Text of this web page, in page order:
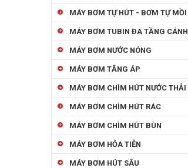
MÁY BƠM TỰ HÚT - BƠM TỰ MỒI
MÁY BƠM TUBIN ĐA TẦNG CÁNH
MÁY BƠM NƯỚC NÓNG
MÁY BƠM TĂNG ÁP
MÁY BƠM CHÌM HÚT NƯỚC THẢI
MÁY BƠM CHÌM HÚT RÁC
MÁY BƠM CHÌM HÚT BÙN
MÁY BƠM HỎA TIỄN
MÁY BƠM HÚT SÂU